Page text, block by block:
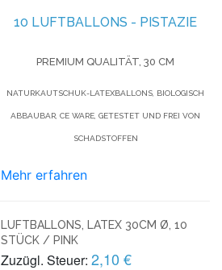
10 LUFTBALLONS - PISTAZIE
PREMIUM QUALITÄT, 30 CM
NATURKAUTSCHUK-LATEXBALLONS, BIOLOGISCH
ABBAUBAR, CE WARE, GETESTET UND FREI VON
SCHADSTOFFEN
Mehr erfahren
LUFTBALLONS, LATEX 30CM Ø, 10
STÜCK / PINK
Zuzügl. Steuer: 2,10 €